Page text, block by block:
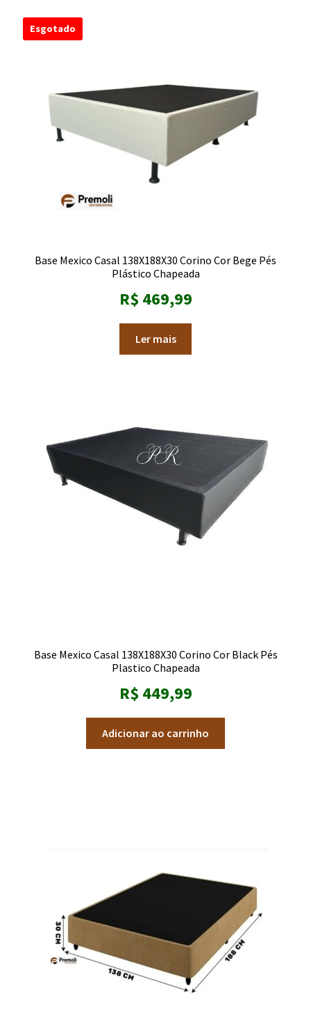
Esgotado
Base Mexico Casal 138X188X30 Corino Cor Bege Pés
Plástico Chapeada
R$ 469,99
Ler mais
Base Mexico Casal 138X188X30 Corino Cor Black Pés
Plastico Chapeada
R$ 449,99
Adicionar ao carrinho